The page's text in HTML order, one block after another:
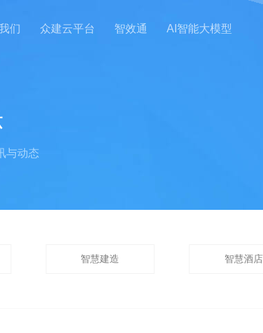
们 众建云平台 智效通 AI智能大模型
与动态
智慧建造 智慧酒店